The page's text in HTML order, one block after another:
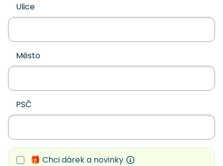
Ulice
Město
PSČ
🎁 Chci dárek a novinky